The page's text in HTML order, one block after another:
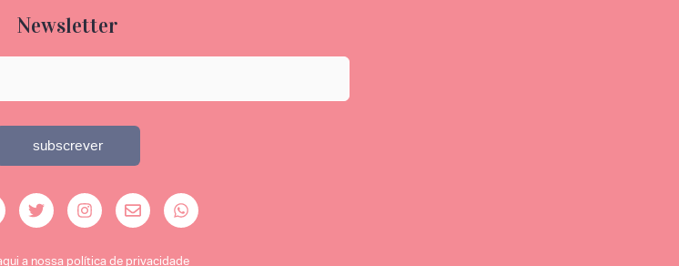
Newsletter
a nossa política de privacidade